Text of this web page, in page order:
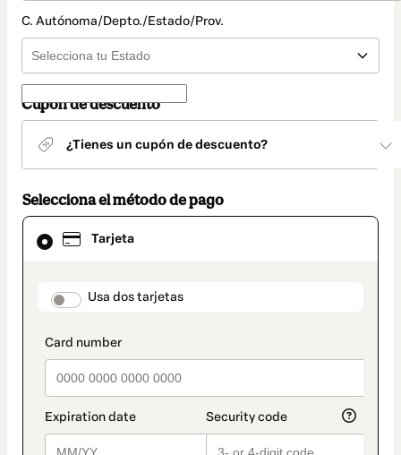
C. Autónoma/Depto./Estado/Prov.
Cupón de descuento
¿Tienes un cupón de descuento?
Selecciona el método de pago
Tarjeta
payment_data.section_title_v2
Usa dos tarjetas
El
método
seleccionado